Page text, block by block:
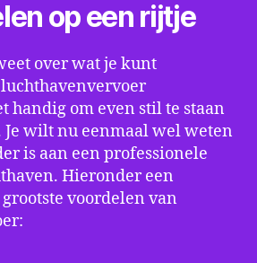
op een rijtje
over wat je kunt
handig om even stil te staan
wilt nu eenmaal wel weten
is aan een professionele
Hieronder een
voordelen van